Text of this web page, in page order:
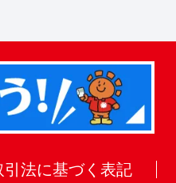
引法に基づく表記